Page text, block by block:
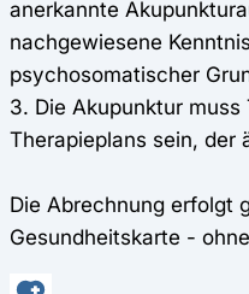
anerkannte
nachgewiesene
psychosomatischer
3. Die Akupunktur
Therapieplans sein, der
Die Abrechnung erfolgt
Gesundheitskarte -